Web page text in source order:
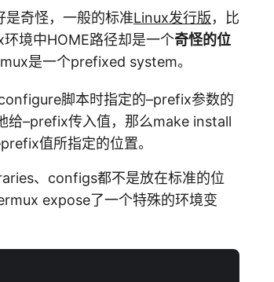
奇怪，一般的标准Linux发行版，比
境中HOME路径却是一个奇怪的位
是一个prefixed system。
脚本时指定的–prefix参数的
给–prefix传入值，那么make install
值所指定的位置。
、configs都不是放在标准的位
expose了一个特殊的环境变